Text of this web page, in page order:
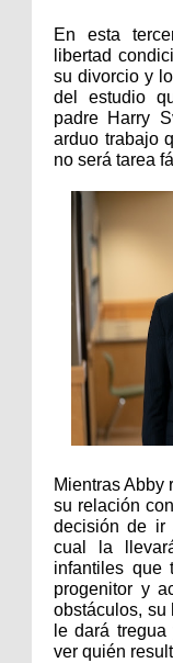
En esta
libertad
su divorcio y
del estudio
padre Harry
arduo trabajo
no será tarea
Mientras Abby
su relación
decisión de ir
cual la
infantiles que
progenitor y
obstáculos, su
le dará
ver quién